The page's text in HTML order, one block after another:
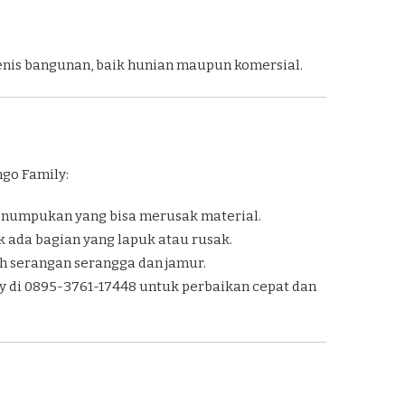
bangunan, baik hunian maupun komersial.
Family:
yang bisa merusak material.
bagian yang lapuk atau rusak.
serangga dan jamur.
0895-3761-17448 untuk perbaikan cepat dan